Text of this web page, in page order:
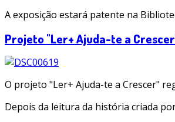
A exposição estará patente na
Projeto "Ler+ Ajuda-te a
O projeto "Ler+ Ajuda-te a Crescer"
Depois da leitura da história criada